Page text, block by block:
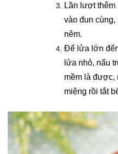
Lần lượt
vào đun cùng,
nêm.
Để lửa lớn
lửa nhỏ, nấu
mềm là được,
miệng rồi tắt